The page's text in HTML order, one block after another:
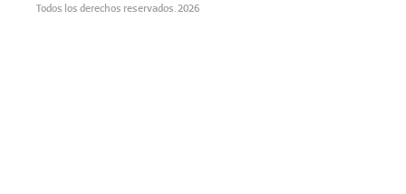
Todos los derechos reservados. 2026